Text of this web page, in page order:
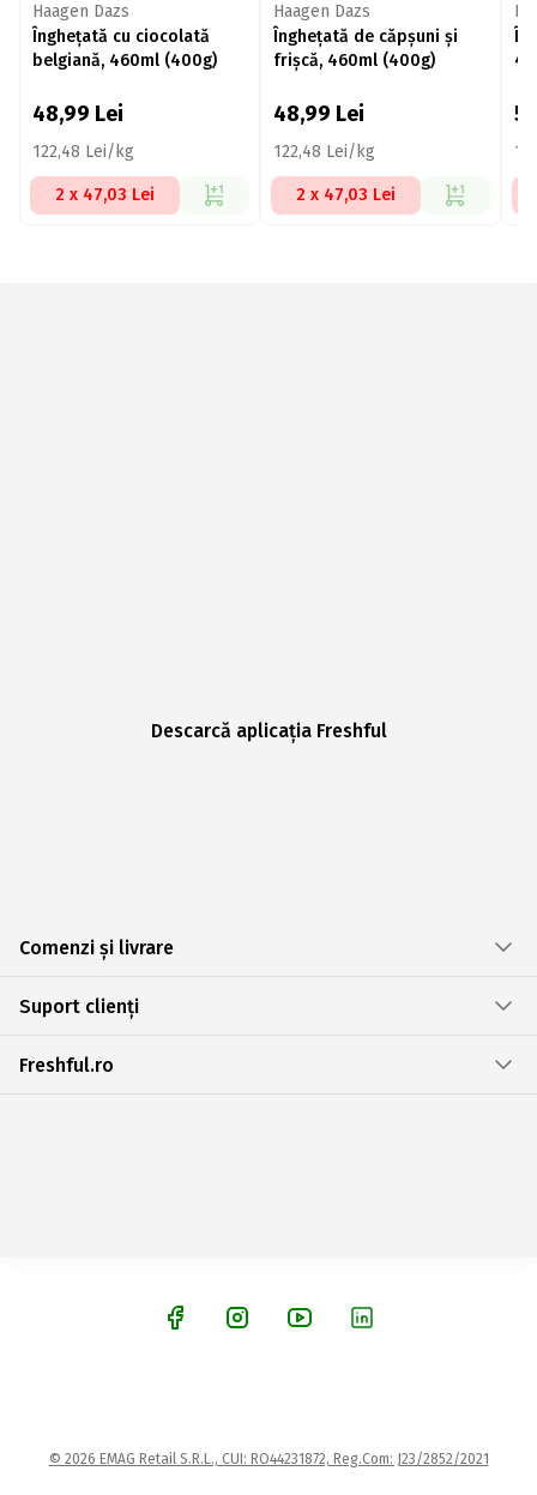
Haagen Dazs
Înghețată cu ciocolată
belgiană, 460ml (400g)
48,99 Lei
122,48 Lei/kg
2 x 47,03 Lei
Haagen Dazs
Înghețată de căpșuni și
frișcă, 460ml (400g)
48,99 Lei
122,48 Lei/kg
2 x 47,03 Lei
Descarcă aplicația Freshful
Comenzi și livrare
Suport clienți
Freshful.ro
© 2026 EMAG Retail S.R.L., CUI: RO44231872, Reg.Com: J23/2852/2021